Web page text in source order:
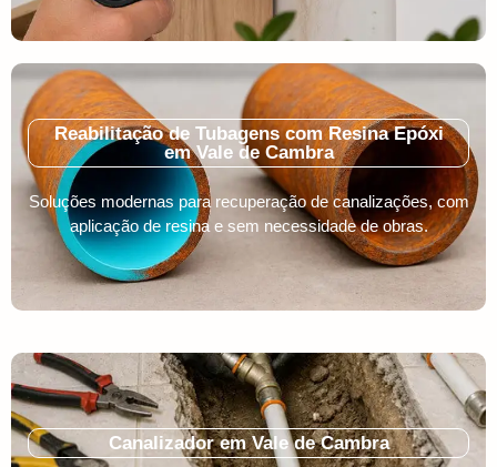
Reabilitação de Tubagens com Resina Epóxi
em Vale de Cambra
Soluções modernas para recuperação de canalizações, com
aplicação de resina e sem necessidade de obras.
Canalizador em Vale de Cambra